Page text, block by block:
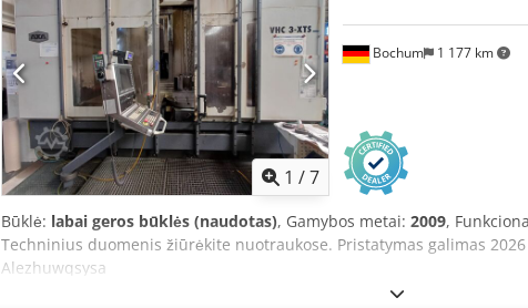
1 /7
Bochum 1 177 km
Būklė: labai geros būklės (naudotas), Gamybos metai: 2009,
Techninius duomenis žiūrėkite nuotraukose. Pristatymas galimas
Alezhuwqsysa